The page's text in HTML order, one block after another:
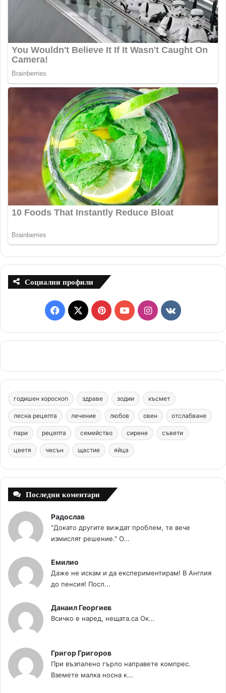
Социални профили
F
a
e
b
o
o
k
X
P
i
t
e
r
e
s
t
Y
o
T
u
b
e
I
n
t
a
g
r
m
v
k
c
m
годишен хороскоп здраве зодии късмет
лесна рецепта лечение любов овен отслабване
пари рецепта семейство сирене съвети
цветя чесън щастие яйца
Последни коментари
Радослав
"Докато другите виждат проблем, те вече
измислят решение." О...
Емилио
Даже не искам и да експериментирам! В Англия
до пенсия! Посл...
Данаил Георгиев
Всичко е наред, нещата.са Ок...
Григор Григоров
При възпалено гърло направете компрес.
Вземете малка носна к...